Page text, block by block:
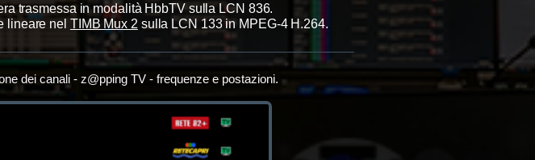
trasmessa in modalità HbbTV sulla LCN 836.
lineare nel TIMB Mux 2 sulla LCN 133 in MPEG-4 H.264.
dei canali - z@pping TV - frequenze e postazioni.